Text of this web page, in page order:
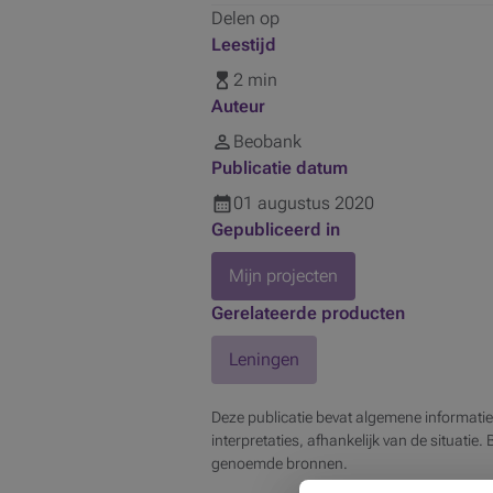
Delen op
Leestijd
2 min
Auteur
Beobank
Publicatie datum
01 augustus 2020
Gepubliceerd in
Mijn projecten
Gerelateerde producten
Leningen
Deze publicatie bevat algemene
interpretaties, afhankelijk van de situatie.
genoemde bronnen.